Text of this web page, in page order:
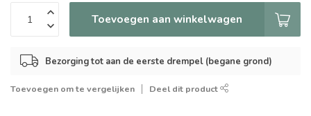
Toevoegen aan winkelwagen
Bezorging tot aan de eerste drempel (begane grond)
Toevoegen om te vergelijken Deel dit product